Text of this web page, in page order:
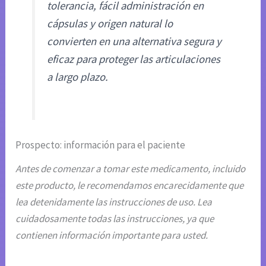
tolerancia, fácil administración en
cápsulas y origen natural lo
convierten en una alternativa segura y
eficaz para proteger las articulaciones
a largo plazo.
Prospecto: información para el paciente
Antes de comenzar a tomar este medicamento, incluido
este producto, le recomendamos encarecidamente que
lea detenidamente las instrucciones de uso. Lea
cuidadosamente todas las instrucciones, ya que
contienen información importante para usted.